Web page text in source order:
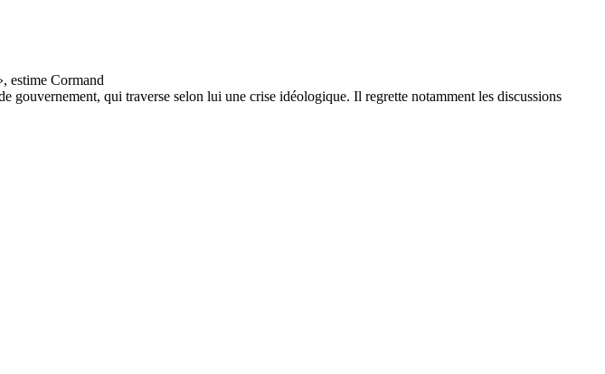
gouvernement, qui traverse selon lui une crise idéologique. Il regrette notamment les discussions